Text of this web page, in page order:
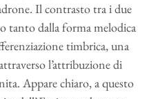
Il contrasto tra i due
tanto dalla forma melodica
timbrica, una
l’attribuzione di
Appare chiaro, a questo